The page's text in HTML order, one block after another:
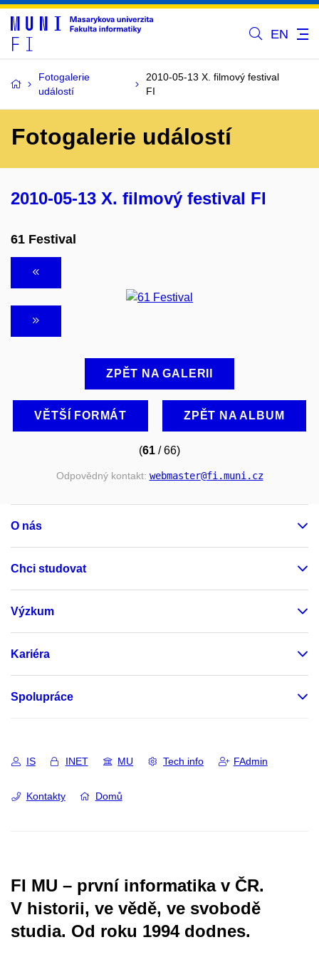
EN
Fotogalerie
událostí
2010-05-13 X. filmový festival
FI
Fotogalerie událostí
2010-05-13 X. filmový festival FI
61 Festival
ZPĚT NA GALERII
VĚTŠÍ FORMÁT ZPĚT NA ALBUM
(61 / 66)
Odpovědný kontakt: webmaster@fi.muni.cz
O nás
Chci studovat
Výzkum
Kariéra
Spolupráce
IS INET MU Tech info FAdmin
Kontakty Domů
FI MU – první informatika v ČR.
V historii, ve vědě, ve svobodě
studia. Od roku 1994 dodnes.